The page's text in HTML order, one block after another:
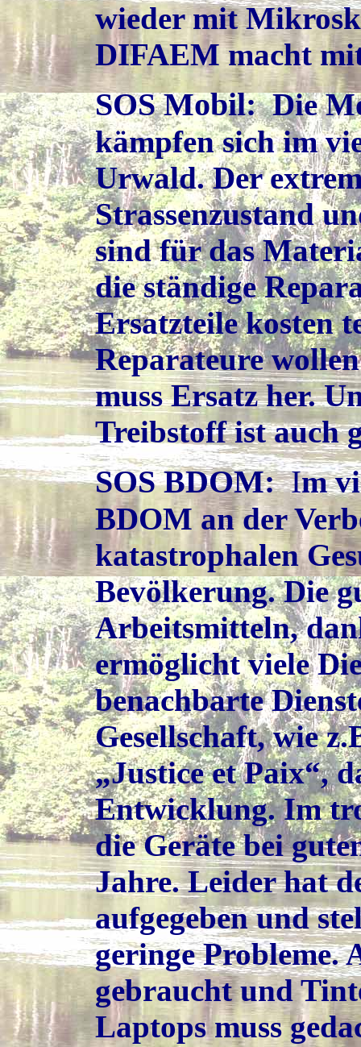
wieder mit
DIFAEM macht
SOS Mobil: Die
kämpfen sich im
Urwald. Der
Strassenzustand
sind für das
die ständige
Ersatzteile kosten
Reparateure
muss Ersatz her.
Treibstoff ist auch
SOS BDOM: Im
BDOM an der
katastrophalen
Bevölkerung. Die
Arbeitsmitteln,
ermöglicht viele
benachbarte
Gesellschaft, wie
„Justice et Paix“,
Entwicklung. Im
die Geräte bei
Jahre. Leider hat
aufgegeben und
geringe Probleme.
gebraucht und
Laptops muss